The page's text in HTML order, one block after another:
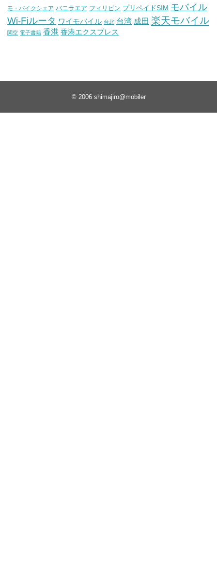
モ・バイクシェア バニラエア フィリピン プリペイドSIM モバイル
Wi-Fiルータ ワイモバイル 台北 台湾 成田 楽天モバイル
関空 電子書籍 香港 香港エクスプレス
© 2006 shimajiro@mobiler